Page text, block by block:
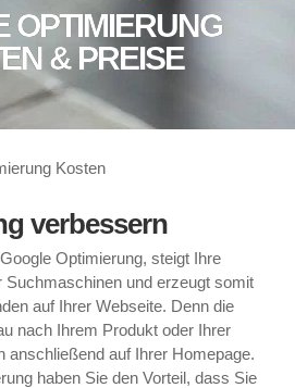
OPTIMIERUNG
& PREISE
Kosten
verbessern
Optimierung, steigt Ihre
Suchmaschinen und erzeugt somit
auf Ihrer Webseite. Denn die
nach Ihrem Produkt oder Ihrer
anschließend auf Ihrer Homepage.
haben Sie den Vorteil, dass Sie